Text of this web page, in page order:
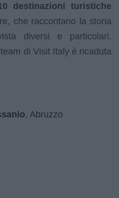
destinazioni turistiche
che raccontano la storia
diversi e particolari.
di Visit Italy è ricaduta
, Abruzzo